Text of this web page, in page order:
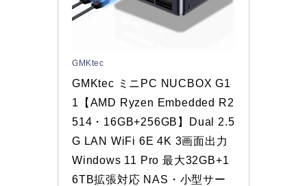
GMKtec
GMKtec ミニPC NUCBOX G1
1【AMD Ryzen Embedded R2
514・16GB+256GB】Dual 2.5
G LAN WiFi 6E 4K 3画面出力
Windows 11 Pro 最大32GB+1
6TB拡張対応 NAS・小型サー